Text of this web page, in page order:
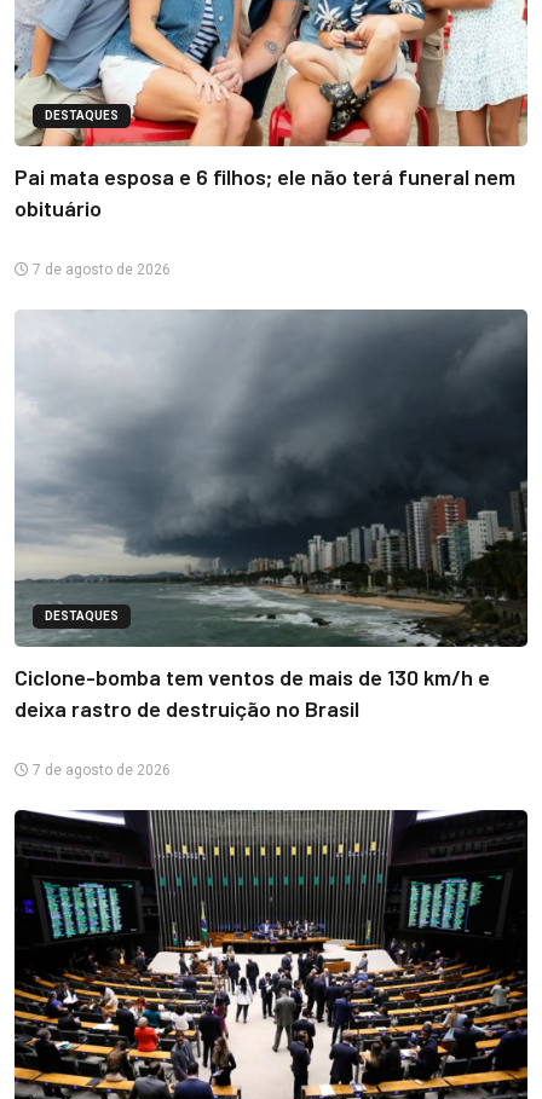
DESTAQUES
Pai mata esposa e 6 filhos; ele não terá funeral nem
obituário
7 de agosto de 2026
DESTAQUES
Ciclone-bomba tem ventos de mais de 130 km/h e
deixa rastro de destruição no Brasil
7 de agosto de 2026